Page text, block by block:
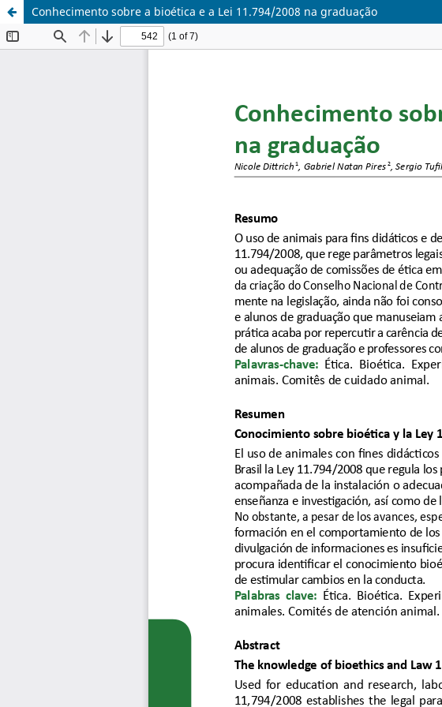
Conhecimento sobre a bioética e a Lei 11.794/2008 na graduação